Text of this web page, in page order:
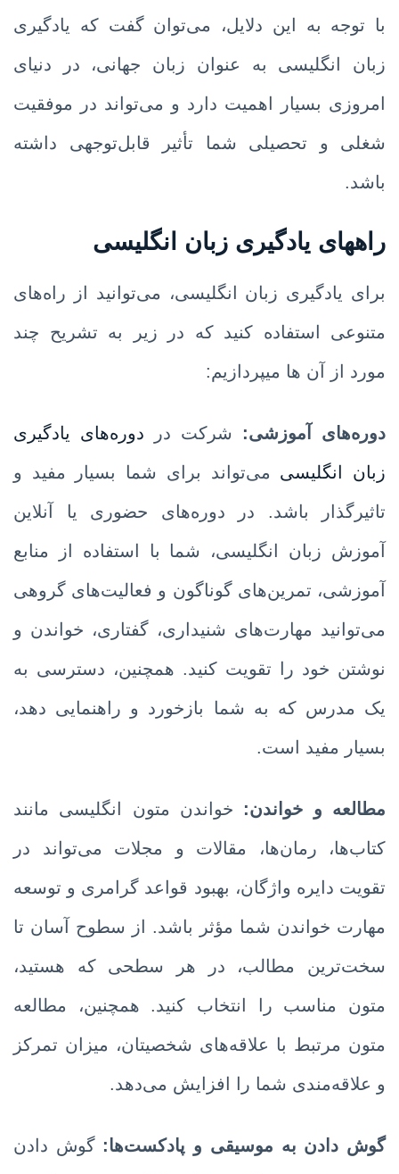
با توجه به این دلایل، می‌توان گفت که یادگیری
زبان انگلیسی به عنوان زبان جهانی، در دنیای
امروزی بسیار اهمیت دارد و می‌تواند در موفقیت
شغلی و تحصیلی شما تأثیر قابل‌توجهی داشته
باشد.
راههای یادگیری زبان انگلیسی
برای یادگیری زبان انگلیسی، می‌توانید از راه‌های
متنوعی استفاده کنید که در زیر به تشریح چند
مورد از آن ها میپردازیم:
دوره‌های آموزشی: شرکت در دوره‌های یادگیری
زبان انگلیسی می‌تواند برای شما بسیار مفید و
تاثیرگذار باشد. در دوره‌های حضوری یا آنلاین
آموزش زبان انگلیسی، شما با استفاده از منابع
آموزشی، تمرین‌های گوناگون و فعالیت‌های گروهی
می‌توانید مهارت‌های شنیداری، گفتاری، خواندن و
نوشتن خود را تقویت کنید. همچنین، دسترسی به
یک مدرس که به شما بازخورد و راهنمایی ‌دهد،
بسیار مفید است.
مطالعه و خواندن: خواندن متون انگلیسی مانند
کتاب‌ها، رمان‌ها، مقالات و مجلات می‌تواند در
تقویت دایره واژگان، بهبود قواعد گرامری و توسعه
مهارت خواندن شما مؤثر باشد. از سطوح آسان تا
سخت‌ترین مطالب، در هر سطحی که هستید،
متون مناسب را انتخاب کنید. همچنین، مطالعه
متون مرتبط با علاقه‌های شخصیتان، میزان تمرکز
و علاقه‌مندی شما را افزایش می‌دهد.
گوش دادن به موسیقی و پادکست‌ها: گوش دادن